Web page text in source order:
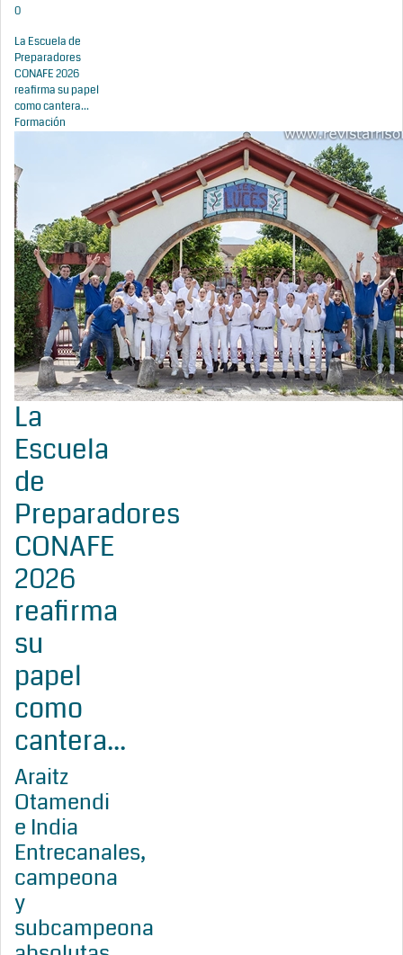
0
La Escuela de
Preparadores
CONAFE 2026
reafirma su papel
como cantera...
Formación
La
Escuela
de
Preparadores
CONAFE
2026
reafirma
su
papel
como
cantera...
Araitz
Otamendi
e India
Entrecanales,
campeona
y
subcampeona